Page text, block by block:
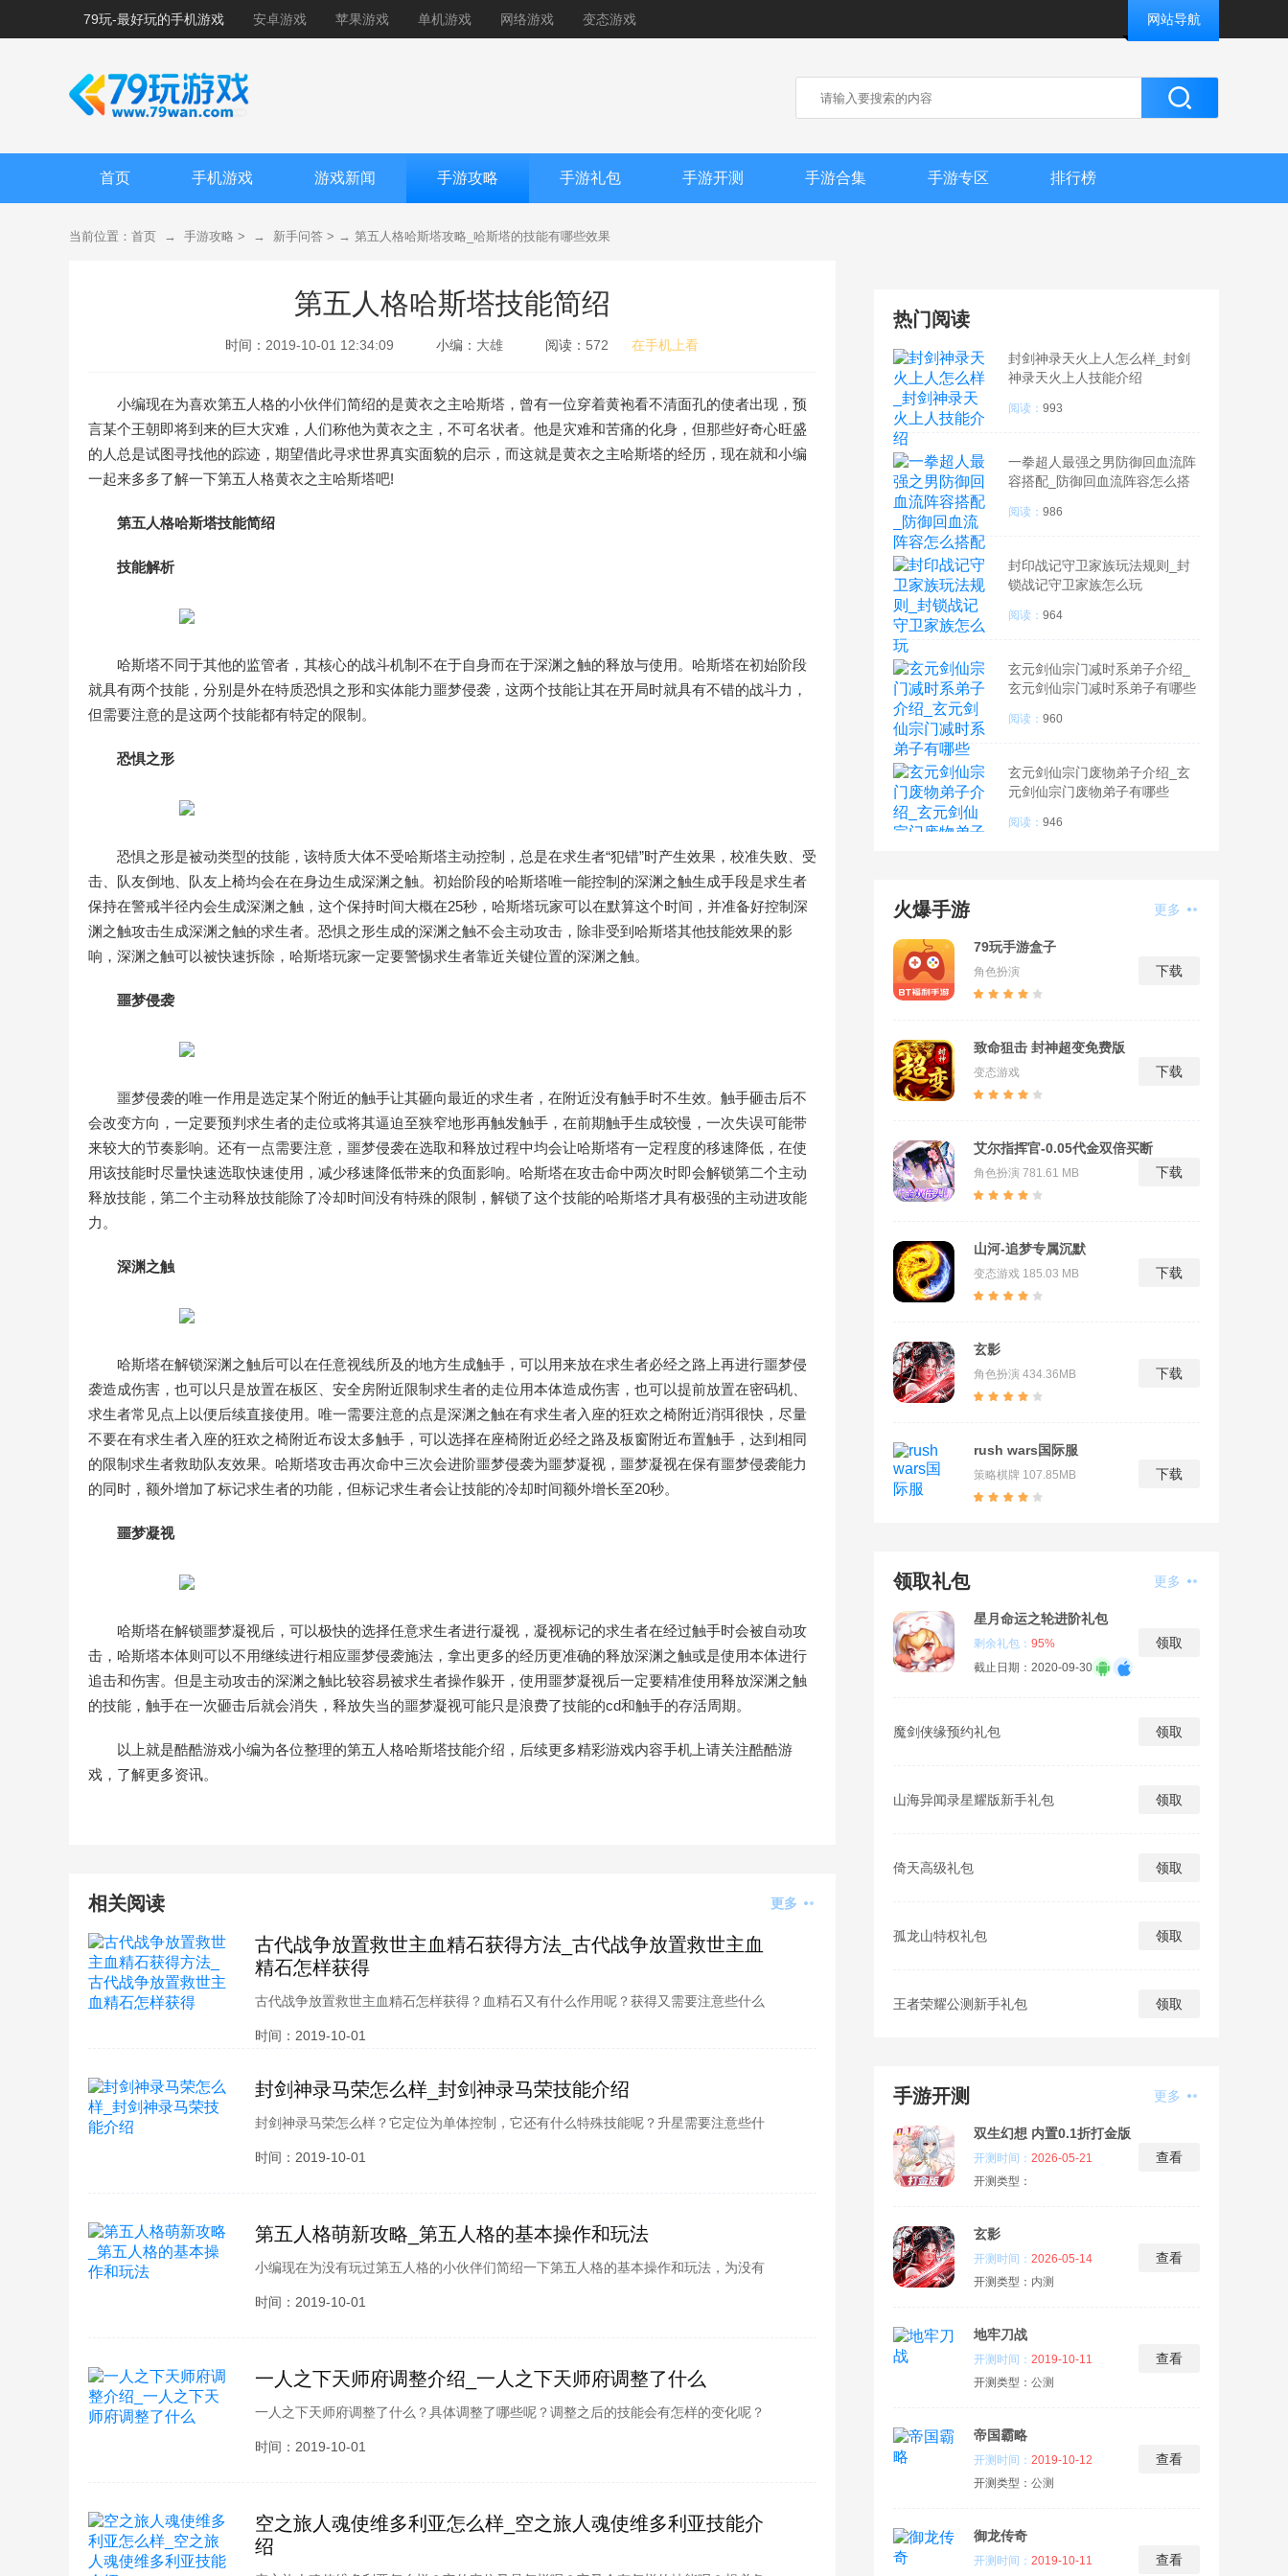
79玩-最好玩的手机游戏 安卓游戏 苹果游戏 单机游戏 网络游戏 变态游戏 网站导航
首页 手机游戏 游戏新闻 手游攻略 手游礼包 手游开测 手游合集 手游专区 排行榜
当前位置： 首页 → 手游攻略 > → 新手问答 > → 第五人格哈斯塔攻略_哈斯塔的技能有哪些效果
第五人格哈斯塔技能简绍
时间： 2019-10-01 12:34:09 小编： 大雄 阅读： 572 在手机上看
小编现在为喜欢第五人格的小伙伴们简绍的是黄衣之主哈斯塔，曾有一位穿着黄袍看不清面孔的使者出现，预
言某个王朝即将到来的巨大灾难，人们称他为黄衣之主，不可名状者。他是灾难和苦痛的化身，但那些好奇心旺盛
的人总是试图寻找他的踪迹，期望借此寻求世界真实面貌的启示，而这就是黄衣之主哈斯塔的经历，现在就和小编
一起来多多了解一下第五人格黄衣之主哈斯塔吧!
第五人格哈斯塔技能简绍
技能解析
哈斯塔不同于其他的监管者，其核心的战斗机制不在于自身而在于深渊之触的释放与使用。哈斯塔在初始阶段
就具有两个技能，分别是外在特质恐惧之形和实体能力噩梦侵袭，这两个技能让其在开局时就具有不错的战斗力，
但需要注意的是这两个技能都有特定的限制。
恐惧之形
恐惧之形是被动类型的技能，该特质大体不受哈斯塔主动控制，总是在求生者“犯错”时产生效果，校准失败、受
击、队友倒地、队友上椅均会在在身边生成深渊之触。初始阶段的哈斯塔唯一能控制的深渊之触生成手段是求生者
保持在警戒半径内会生成深渊之触，这个保持时间大概在25秒，哈斯塔玩家可以在默算这个时间，并准备好控制深
渊之触攻击生成深渊之触的求生者。恐惧之形生成的深渊之触不会主动攻击，除非受到哈斯塔其他技能效果的影
响，深渊之触可以被快速拆除，哈斯塔玩家一定要警惕求生者靠近关键位置的深渊之触。
噩梦侵袭
噩梦侵袭的唯一作用是选定某个附近的触手让其砸向最近的求生者，在附近没有触手时不生效。触手砸击后不
会改变方向，一定要预判求生者的走位或将其逼迫至狭窄地形再触发触手，在前期触手生成较慢，一次失误可能带
来较大的节奏影响。还有一点需要注意，噩梦侵袭在选取和释放过程中均会让哈斯塔有一定程度的移速降低，在使
用该技能时尽量快速选取快速使用，减少移速降低带来的负面影响。哈斯塔在攻击命中两次时即会解锁第二个主动
释放技能，第二个主动释放技能除了冷却时间没有特殊的限制，解锁了这个技能的哈斯塔才具有极强的主动进攻能
力。
深渊之触
哈斯塔在解锁深渊之触后可以在任意视线所及的地方生成触手，可以用来放在求生者必经之路上再进行噩梦侵
袭造成伤害，也可以只是放置在板区、安全房附近限制求生者的走位用本体造成伤害，也可以提前放置在密码机、
求生者常见点上以便后续直接使用。唯一需要注意的点是深渊之触在有求生者入座的狂欢之椅附近消弭很快，尽量
不要在有求生者入座的狂欢之椅附近布设太多触手，可以选择在座椅附近必经之路及板窗附近布置触手，达到相同
的限制求生者救助队友效果。哈斯塔攻击再次命中三次会进阶噩梦侵袭为噩梦凝视，噩梦凝视在保有噩梦侵袭能力
的同时，额外增加了标记求生者的功能，但标记求生者会让技能的冷却时间额外增长至20秒。
噩梦凝视
哈斯塔在解锁噩梦凝视后，可以极快的选择任意求生者进行凝视，凝视标记的求生者在经过触手时会被自动攻
击，哈斯塔本体则可以不用继续进行相应噩梦侵袭施法，拿出更多的经历更准确的释放深渊之触或是使用本体进行
追击和伤害。但是主动攻击的深渊之触比较容易被求生者操作躲开，使用噩梦凝视后一定要精准使用释放深渊之触
的技能，触手在一次砸击后就会消失，释放失当的噩梦凝视可能只是浪费了技能的cd和触手的存活周期。
以上就是酷酷游戏小编为各位整理的第五人格哈斯塔技能介绍，后续更多精彩游戏内容手机上请关注酷酷游
戏，了解更多资讯。
相关阅读 更多
古代战争放置救世主血精石获得方法_古代战争放置救世主血
精石怎样获得
古代战争放置救世主血精石怎样获得？血精石又有什么作用呢？获得又需要注意些什么
呢？想必各位玩家也都想要了解吧。别担心，酷酷游戏小编为各位整理了古代战争放置
时间：2019-10-01
封剑神录马荣怎么样_封剑神录马荣技能介绍
封剑神录马荣怎么样？它定位为单体控制，它还有什么特殊技能呢？升星需要注意些什
么呢？想必各位玩家也都想要了解吧，别担心，酷酷游戏小编为各位整理了封剑神录马
时间：2019-10-01
第五人格萌新攻略_第五人格的基本操作和玩法
小编现在为没有玩过第五人格的小伙伴们简绍一下第五人格的基本操作和玩法，为没有
接触过这款游戏的小伙伴们进行解答和指导，也可以帮助喜欢这款游戏的小伙伴们进行
时间：2019-10-01
一人之下天师府调整介绍_一人之下天师府调整了什么
一人之下天师府调整了什么？具体调整了哪些呢？调整之后的技能会有怎样的变化呢？
想必各位玩家也都想要了解吧，别担心，酷酷游戏小编为各位整理了一人之下天师府调
时间：2019-10-01
空之旅人魂使维多利亚怎么样_空之旅人魂使维多利亚技能介
绍
热门阅读
封剑神录天火上人怎么样_封剑
神录天火上人技能介绍
阅读： 993
一拳超人最强之男防御回血流阵
容搭配_防御回血流阵容怎么搭
阅读： 986
封印战记守卫家族玩法规则_封
锁战记守卫家族怎么玩
阅读： 964
玄元剑仙宗门减时系弟子介绍_
玄元剑仙宗门减时系弟子有哪些
阅读： 960
玄元剑仙宗门废物弟子介绍_玄
元剑仙宗门废物弟子有哪些
阅读： 946
火爆手游 更多
79玩手游盒子
角色扮演 下载
致命狙击 封神超变免费版
变态游戏 下载
艾尔指挥官-0.05代金双倍买断
角色扮演 781.61 MB 下载
山河-追梦专属沉默
变态游戏 185.03 MB 下载
玄影
角色扮演 434.36MB 下载
rush wars国际服
策略棋牌 107.85MB 下载
领取礼包 更多
星月命运之轮进阶礼包
剩余礼包： 95%
截止日期：2020-09-30
领取
魔剑侠缘预约礼包 领取
山海异闻录星耀版新手礼包 领取
倚天高级礼包 领取
孤龙山特权礼包 领取
王者荣耀公测新手礼包 领取
手游开测 更多
双生幻想 内置0.1折打金版
开测时间： 2026-05-21
开测类型：
查看
玄影
开测时间： 2026-05-14
开测类型： 内测
查看
地牢刀战
开测时间： 2019-10-11
开测类型： 公测
查看
帝国霸略
开测时间： 2019-10-12
开测类型： 公测
查看
御龙传奇
开测时间： 2019-10-11 查看